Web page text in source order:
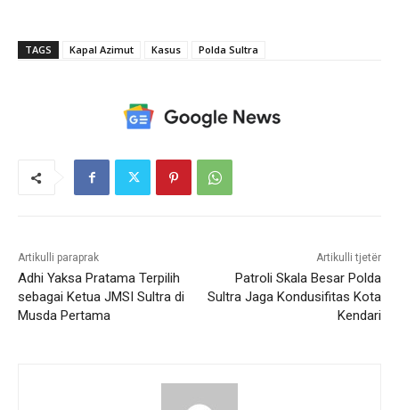
TAGS Kapal Azimut Kasus Polda Sultra
Artikulli paraprak
Adhi Yaksa Pratama Terpilih
sebagai Ketua JMSI Sultra di
Musda Pertama
Artikulli tjetër
Patroli Skala Besar Polda
Sultra Jaga Kondusifitas Kota
Kendari